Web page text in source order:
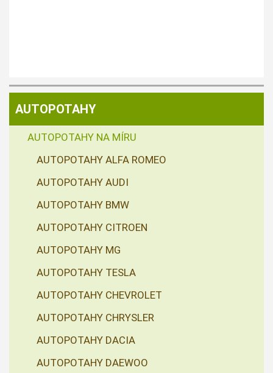
AUTOPOTAHY
AUTOPOTAHY NA MÍRU
AUTOPOTAHY ALFA ROMEO
AUTOPOTAHY AUDI
AUTOPOTAHY BMW
AUTOPOTAHY CITROEN
AUTOPOTAHY MG
AUTOPOTAHY TESLA
AUTOPOTAHY CHEVROLET
AUTOPOTAHY CHRYSLER
AUTOPOTAHY DACIA
AUTOPOTAHY DAEWOO